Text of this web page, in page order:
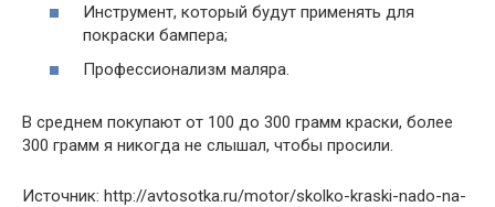
Инструмент, который будут применять для
покраски бампера;
Профессионализм маляра.
В среднем покупают от 100 до 300 грамм краски, более
300 грамм я никогда не слышал, чтобы просили.
Источник: http://avtosotka.ru/motor/skolko-kraski-nado-na-